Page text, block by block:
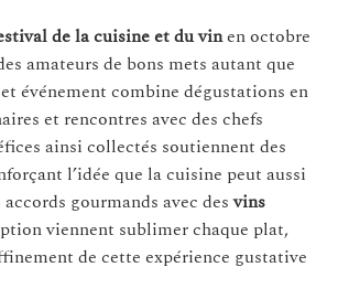
de la cuisine et du vinen octobre
amateurs de bons mets autant que
événement combine dégustations en
et rencontres avec des chefs
ainsi collectés soutiennent des
l’idée que la cuisine peut aussi
gourmands avec desvins
viennent sublimer chaque plat,
de cette expérience gustative